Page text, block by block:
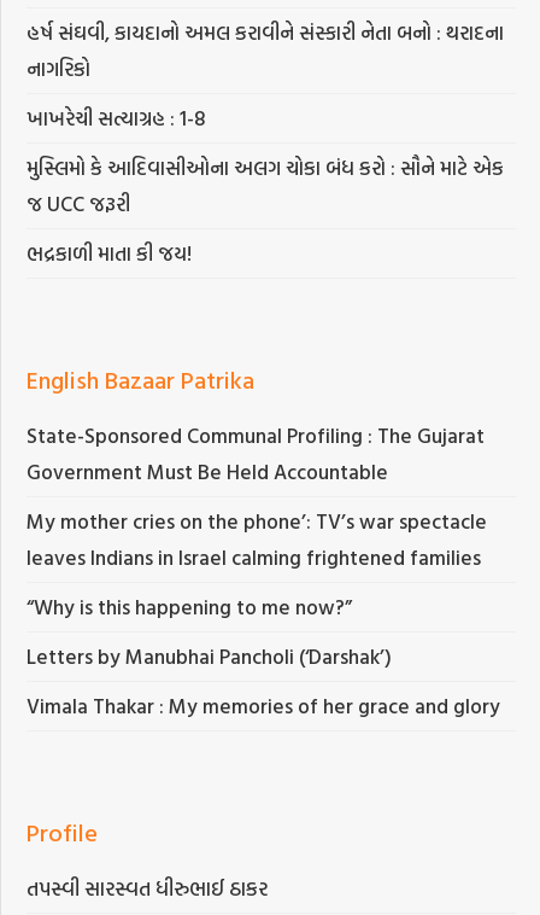
હર્ષ સંઘવી, કાયદાનો અમલ કરાવીને સંસ્કારી નેતા બનો : થરાદના
નાગરિકો
ખાખરેચી સત્યાગ્રહ : 1-8
મુસ્લિમો કે આદિવાસીઓના અલગ ચોકા બંધ કરો : સૌને માટે એક
જ UCC જરૂરી
ભદ્રકાળી માતા કી જય!
English Bazaar Patrika
State-Sponsored Communal Profiling : The Gujarat
Government Must Be Held Accountable
My mother cries on the phone’: TV’s war spectacle
leaves Indians in Israel calming frightened families
“Why is this happening to me now?”
Letters by Manubhai Pancholi (‘Darshak’)
Vimala Thakar : My memories of her grace and glory
Profile
તપસ્વી સારસ્વત ધીરુભાઈ ઠાકર